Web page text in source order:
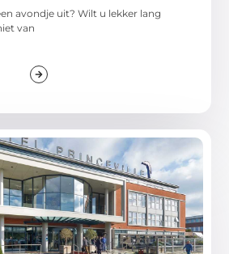
avondje uit? Wilt u lekker lang
van